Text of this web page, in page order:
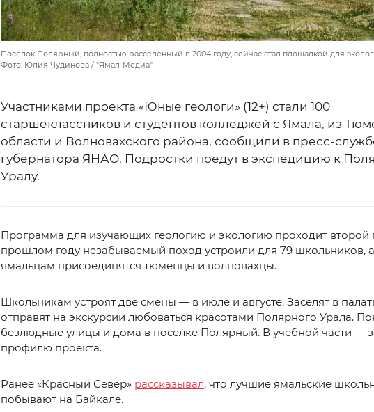
Поселок Полярный, полностью расселенный в 2004 году, сейчас стал площадкой для
Фото: Юлия Чудинова / "Ямал-Медиа"
Участниками проекта «Юные геологи» (12+) стали 100
старшеклассников и студентов колледжей с Ямала, из
области и Волновахского района, сообщили в пресс-
губернатора ЯНАО. Подростки поедут в экспедицию к
Уралу.
Программа для изучающих геологию и экологию проходит второй
прошлом году незабываемый поход устроили для 79 школьников,
ямальцам присоединятся тюменцы и волновахцы.
Школьникам устроят две смены — в июле и августе. Заселят в
отправят на экскурсии любоваться красотами Полярного Урала.
безлюдные улицы и дома в поселке Полярный. В учебной части —
профилю проекта.
Ранее «Красный Север» рассказывал, что лучшие ямальские
побывают на Байкале.